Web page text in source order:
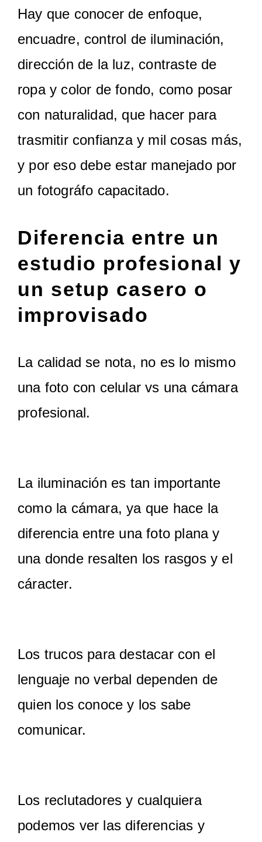
Hay que conocer de enfoque,
encuadre, control de iluminación,
dirección de la luz, contraste de
ropa y color de fondo, como posar
con naturalidad, que hacer para
trasmitir confianza y mil cosas más,
y por eso debe estar manejado por
un fotográfo capacitado.
Diferencia entre un
estudio profesional y
un setup casero o
improvisado
La calidad se nota, no es lo mismo
una foto con celular vs una cámara
profesional.
La iluminación es tan importante
como la cámara, ya que hace la
diferencia entre una foto plana y
una donde resalten los rasgos y el
cáracter.
Los trucos para destacar con el
lenguaje no verbal dependen de
quien los conoce y los sabe
comunicar.
Los reclutadores y cualquiera
podemos ver las diferencias y